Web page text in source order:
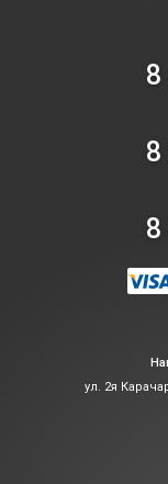
8
8
8
ул. 2я